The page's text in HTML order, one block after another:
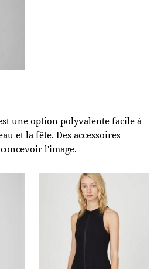
une option polyvalente facile à
et la fête. Des accessoires
l'image.